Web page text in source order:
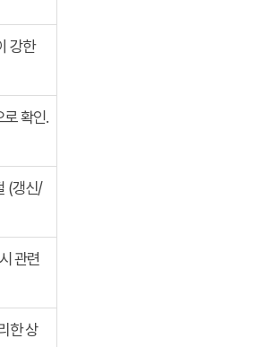
강한
로 확인.
(갱신/
관련
한 상